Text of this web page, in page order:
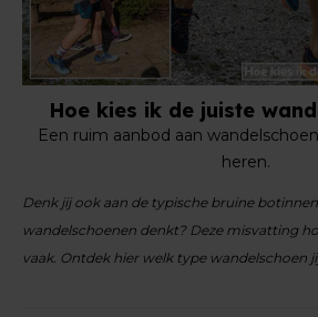
Hoe kies ik de juiste
Een ruim aanbod aan
heren.
Denk jij ook aan de typische bruine botinnen
wandelschoenen denkt? Deze misvatting
vaak. Ontdek hier welk type wandelschoen